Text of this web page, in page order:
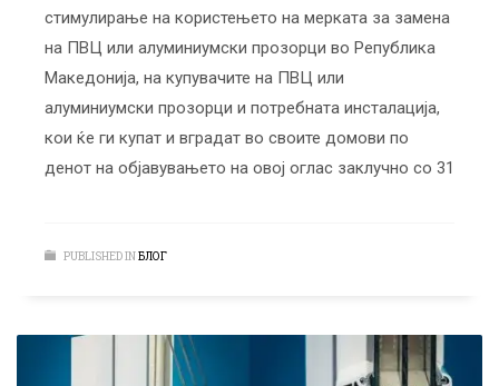
стимулирање на користењето на мерката за замена
на ПВЦ или алуминиумски прозорци во Република
Македонија, на купувачите на ПВЦ или
алуминиумски прозорци и потребната инсталација,
кои ќе ги купат и вградат во своите домови по
денот на објавувањето на овој оглас заклучно со 31
PUBLISHED INБЛОГ